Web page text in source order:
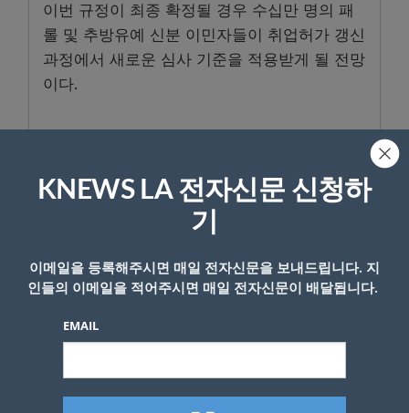
이번 규정이 최종 확정될 경우 수십만 명의 패
롤 및 추방유예 신분 이민자들이 취업허가 갱신
과정에서 새로운 심사 기준을 적용받게 될 전망
이다.
답글 남기기
이메일 주소는 공개되지 않습니다.
*
KNEWS LA 전자신문 신청하
기
이메일을 등록해주시면 매일 전자신문을 보내드립니다. 지
인들의 이메일을 적어주시면 매일 전자신문이 배달됩니다.
EMAIL